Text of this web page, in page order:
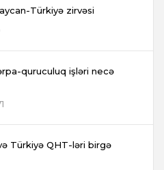
Türkiyə zirvəsi
quruculuq işləri necə
Türkiyə QHT-ləri birgə